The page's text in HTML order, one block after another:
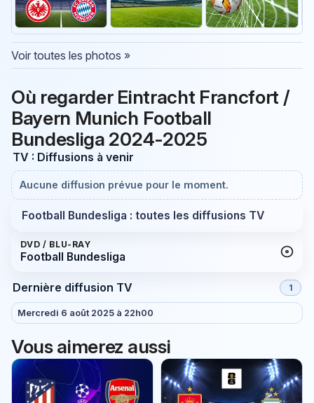
Voir toutes les photos »
Où regarder Eintracht Francfort /
Bayern Munich Football
Bundesliga 2024-2025
TV : Diffusions à venir
Aucune diffusion prévue pour le moment.
Football Bundesliga : toutes les diffusions TV
DVD / BLU-RAY
Football Bundesliga
Dernière diffusion TV 1
Mercredi 6 août 2025 à 22h00
Vous aimerez aussi